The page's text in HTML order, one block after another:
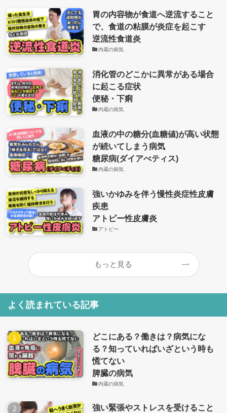
胃の内容物が食道へ逆流すること
で、食道の粘膜が炎症を起こす
逆流性食道炎
内蔵の病気
消化管のどこかに異常がある場合
に起こる症状
便秘・下痢
内蔵の病気
血液の中の糖分(血糖値)が高い状態
が続いてしまう病気
糖尿病(ダイアべティス)
内蔵の病気
強いかゆみを伴う慢性炎症性皮膚
疾患
アトピー性皮膚炎
アトピー
もっと見る
よく読まれている記事
どこにある？働きは？病気にな
る？知っていればいざという時も
慌てない
脾臓の病気
内蔵の病気
強い緊張やストレスを受けること